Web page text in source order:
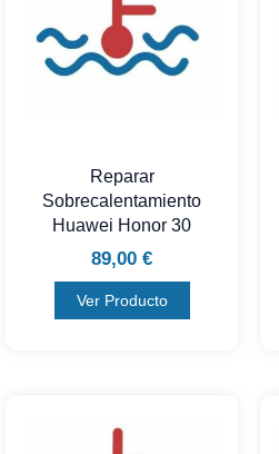
Reparar
Sobrecalentamiento
Huawei Honor 30
89,00 €
Ver Producto